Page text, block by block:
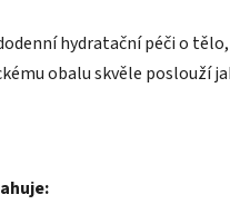
hydratační péči o
obalu skvěle poslouží